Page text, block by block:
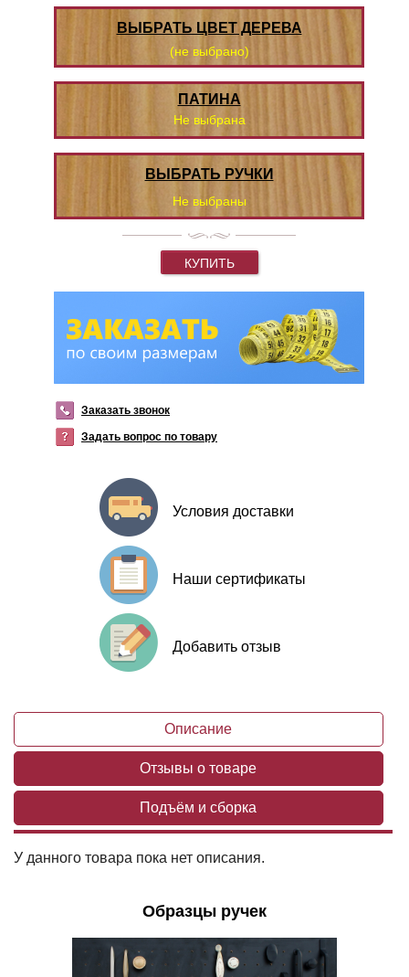
ВЫБРАТЬ ЦВЕТ ДЕРЕВА
(не выбрано)
ПАТИНА
Не выбрана
ВЫБРАТЬ РУЧКИ
Не выбраны
КУПИТЬ
Заказать звонок
Задать вопрос по товару
Условия доставки
Наши сертификаты
Добавить отзыв
Описание
Отзывы о товаре
Подъём и сборка
У данного товара пока нет описания.
Образцы ручек